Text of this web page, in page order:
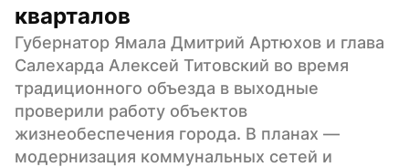
кварталов
Губернатор Ямала Дмитрий Артюхов и глава
Салехарда Алексей Титовский во время
традиционного объезда в выходные
проверили работу объектов
жизнеобеспечения города. В планах —
модернизация коммунальных сетей и